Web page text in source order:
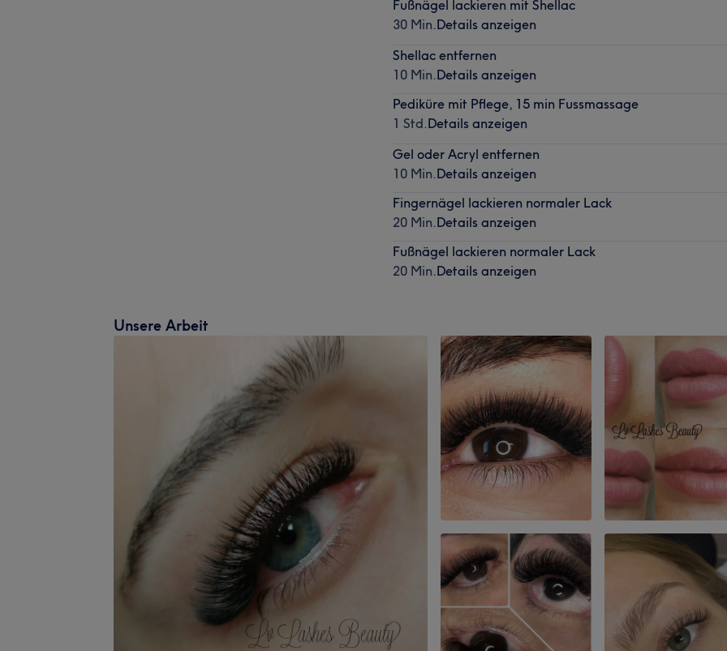
Fußnägel lackieren mit Shellac
30 Min.Details anzeigen
Shellac entfernen
10 Min.Details anzeigen
Pediküre mit Pflege, 15 min Fussmassage
1 Std.Details anzeigen
Gel oder Acryl entfernen
10 Min.Details anzeigen
Fingernägel lackieren normaler Lack
20 Min.Details anzeigen
Fußnägel lackieren normaler Lack
20 Min.Details anzeigen
Unsere Arbeit